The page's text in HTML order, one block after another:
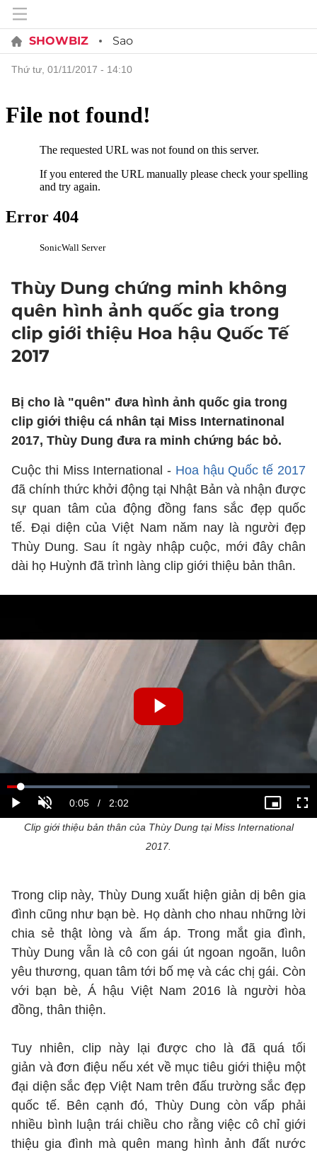
SHOWBIZ Sao
thứ tư, 01/11/2017 - 14:10
Thùy Dung chứng minh không
quên hình ảnh quốc gia trong
clip giới thiệu Hoa hậu Quốc Tế
2017
Bị cho là "quên" đưa hình ảnh quốc gia trong
clip giới thiệu cá nhân tại Miss Internatinonal
2017, Thùy Dung đưa ra minh chứng bác bỏ.
Cuộc thi Miss International - Hoa hậu Quốc tế 2017
đã chính thức khởi động tại Nhật Bản và nhận được
sự quan tâm của động đồng fans sắc đẹp quốc
tế. Đại diện của Việt Nam năm nay là người đẹp
Thùy Dung. Sau ít ngày nhập cuộc, mới đây chân
dài họ Huỳnh đã trình làng clip giới thiệu bản thân.
Clip giới thiệu bản thân của Thùy Dung tại Miss International
2017.
Trong clip này, Thùy Dung xuất hiện giản dị bên gia
đình cũng như bạn bè. Họ dành cho nhau những lời
chia sẻ thật lòng và ấm áp. Trong mắt gia đình,
Thùy Dung vẫn là cô con gái út ngoan ngoãn, luôn
yêu thương, quan tâm tới bố mẹ và các chị gái. Còn
với bạn bè, Á hậu Việt Nam 2016 là người hòa
đồng, thân thiện.
Tuy nhiên, clip này lại được cho là đã quá tối
giản và đơn điệu nếu xét về mục tiêu giới thiệu một
đại diện sắc đẹp Việt Nam trên đấu trường sắc đẹp
quốc tế. Bên cạnh đó, Thùy Dung còn vấp phải
nhiều bình luận trái chiều cho rằng việc cô chỉ giới
thiệu gia đình mà quên mang hình ảnh đất nước